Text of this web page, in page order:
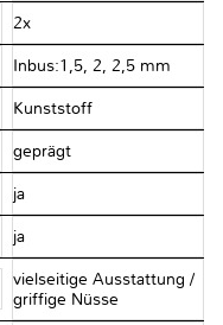
2x
Inbus:1,5, 2, 2,5 mm
Kunststoff
geprägt
ja
ja
vielseitige Ausstattung /
griffige Nüsse